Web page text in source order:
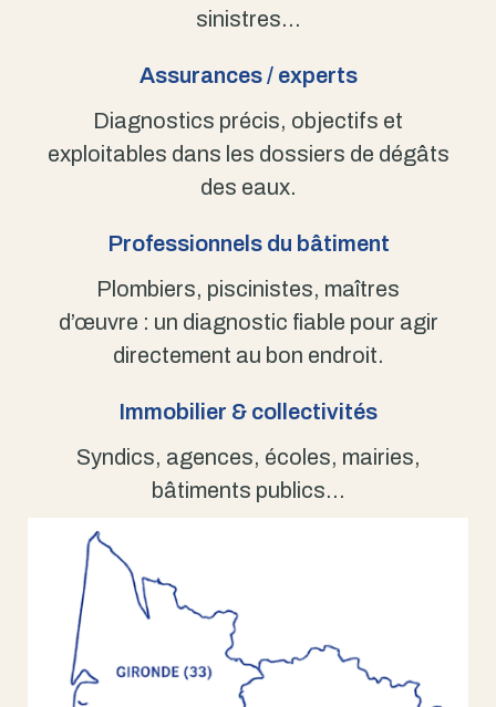
sinistres…
Assurances / experts
Diagnostics précis, objectifs et
exploitables dans les dossiers de dégâts
des eaux.
Professionnels du bâtiment
Plombiers, piscinistes, maîtres
d’œuvre : un diagnostic fiable pour agir
directement au bon endroit.
Immobilier & collectivités
Syndics, agences, écoles, mairies,
bâtiments publics…